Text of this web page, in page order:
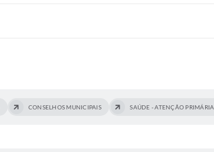
CONSELHOS MUNICIPAIS SAÚDE - ATENÇÃO PRIMÁRIA